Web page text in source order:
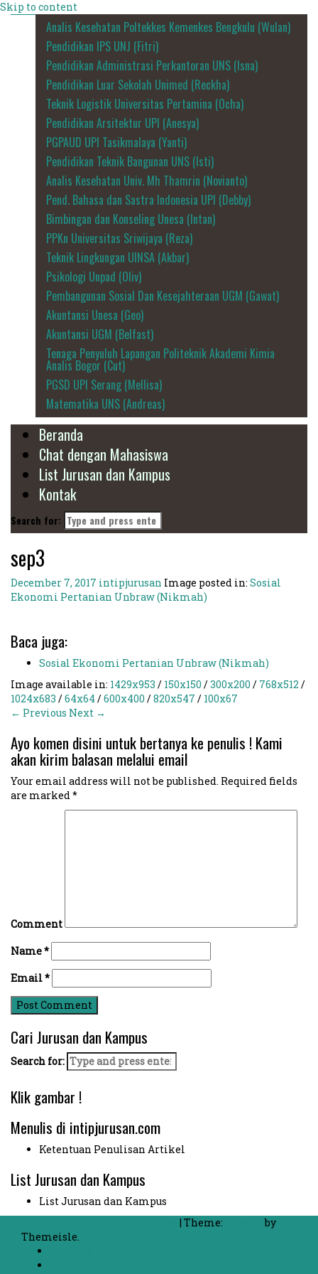
Skip to content
Analis Kesehatan Poltekkes Kemenkes Bengkulu (Wulan)
Pendidikan IPS UNJ (Fitri)
Pendidikan Administrasi Perkantoran UNS (Isna)
Pendidikan Luar Sekolah Unimed (Reckha)
Teknik Logistik Universitas Pertamina (Ocha)
Pendidikan Arsitektur UPI (Anesya)
PGPAUD UPI Tasikmalaya (Yanti)
Pendidikan Teknik Bangunan UNS (Isti)
Analis Kesehatan Univ. Mh Thamrin (Novianto)
Pend. Bahasa dan Sastra Indonesia UPI (Debby)
Bimbingan dan Konseling Unesa (Intan)
PPKn Universitas Sriwijaya (Reza)
Teknik Lingkungan UINSA (Akbar)
Psikologi Unpad (Oliv)
Pembangunan Sosial Dan Kesejahteraan UGM (Gawat)
Akuntansi Unesa (Geo)
Akuntansi UGM (Belfast)
Tenaga Penyuluh Lapangan Politeknik Akademi Kimia
Analis Bogor (Cut)
PGSD UPI Serang (Mellisa)
Matematika UNS (Andreas)
Beranda
Chat dengan Mahasiswa
List Jurusan dan Kampus
Kontak
Search for:
sep3
December 7, 2017 intipjurusan Image posted in: Sosial
Ekonomi Pertanian Unbraw (Nikmah)
Baca juga:
Sosial Ekonomi Pertanian Unbraw (Nikmah)
Image available in: 1429x953 / 150x150 /300x200 / 768x512 /
1024x683 /64x64 /600x400 /820x547 / 100x67
← Previous Next →
Ayo komen disini untuk bertanya ke penulis ! Kami
akan kirim balasan melalui email
Your email address will not be published. Required fields
are marked*
Comment
Name*
Email*
Cari Jurusan dan Kampus
Search for:
Klik gambar !
Menulis di intipjurusan.com
Ketentuan Penulisan Artikel
List Jurusan dan Kampus
List Jurusan dan Kampus
| Theme:
by
Themeisle.